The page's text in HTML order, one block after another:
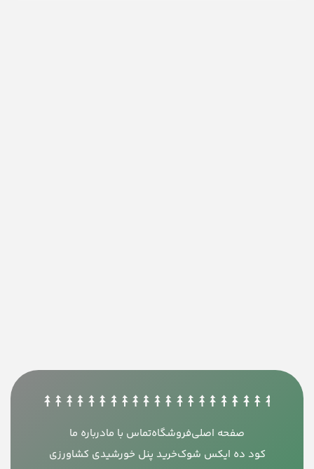
صفحه اصلیفروشگاهتماس با مادرباره ما
کود ده ایکس شوکخرید پنل خورشیدی کشاورزی